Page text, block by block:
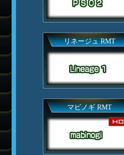
リネージュ RMT
マビノギ RMT